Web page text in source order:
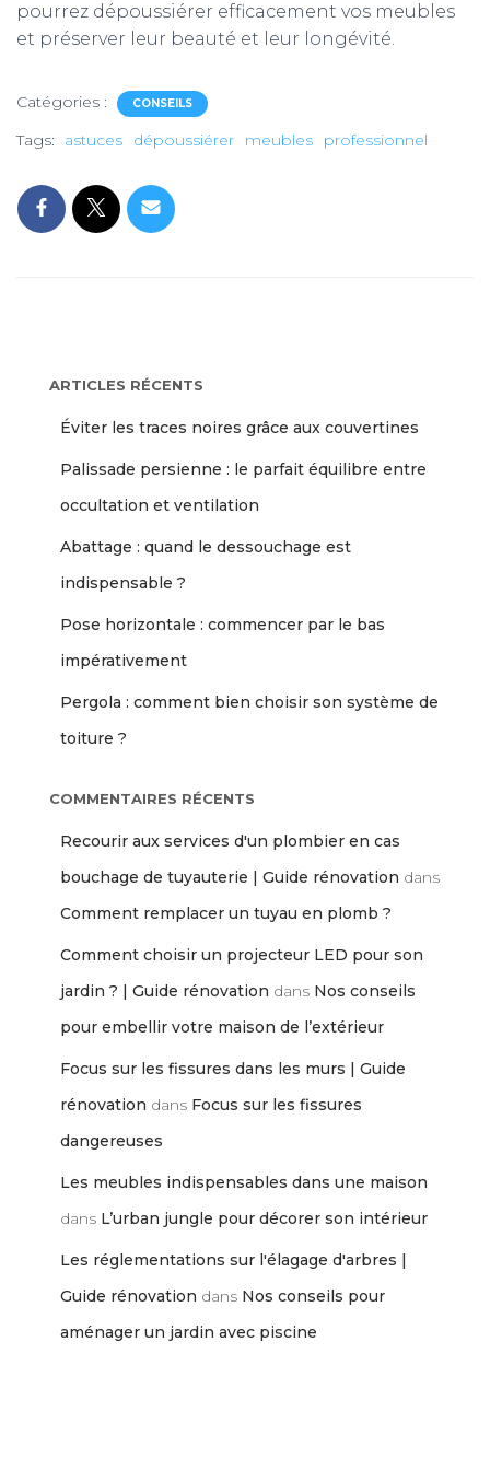
pourrez dépoussiérer efficacement vos meubles
et préserver leur beauté et leur longévité.
Catégories : CONSEILS
Tags: astuces dépoussiérer meubles professionnel
ARTICLES RÉCENTS
Éviter les traces noires grâce aux couvertines
Palissade persienne : le parfait équilibre entre
occultation et ventilation
Abattage : quand le dessouchage est
indispensable ?
Pose horizontale : commencer par le bas
impérativement
Pergola : comment bien choisir son système de
toiture ?
COMMENTAIRES RÉCENTS
Recourir aux services d'un plombier en cas
bouchage de tuyauterie | Guide rénovation dans
Comment remplacer un tuyau en plomb ?
Comment choisir un projecteur LED pour son
jardin ? | Guide rénovation dans Nos conseils
pour embellir votre maison de l’extérieur
Focus sur les fissures dans les murs | Guide
rénovation dans Focus sur les fissures
dangereuses
Les meubles indispensables dans une maison
dans L’urban jungle pour décorer son intérieur
Les réglementations sur l'élagage d'arbres |
Guide rénovation dans Nos conseils pour
aménager un jardin avec piscine